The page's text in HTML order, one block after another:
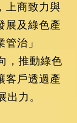
上商致力與
展及綠色產
治」
，推動綠色
客戶透過產
出力。